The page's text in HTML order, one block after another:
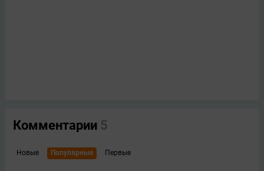
Комментарии 5
Новые Популярные Первые